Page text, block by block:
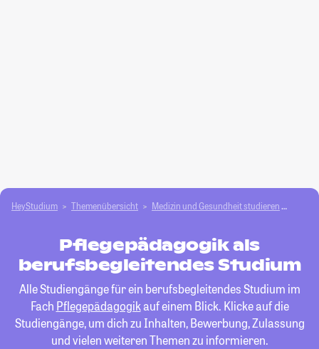
HeyStudium Themenübersicht Medizin und Gesundheit studieren
Pflegepädagogik als
berufsbegleitendes Studium
Alle Studiengänge für ein berufsbegleitendes Studium im
Fach Pflegepädagogikauf einem Blick. Klicke auf die
Studiengänge, um dich zu Inhalten, Bewerbung, Zulassung
und vielen weiteren Themen zu informieren.